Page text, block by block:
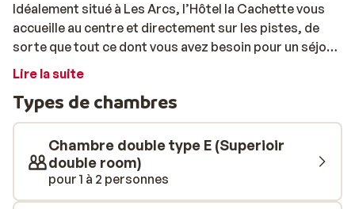
Idéalement situé à Les Arcs, l’Hôtel la Cachette vous
accueille au centre et directement sur les pistes, de
sorte que tout ce dont vous avez besoin pour un séjour
réussi au ski est à portée de main. Les chambres sont
moderne. Certaines disposent d’un balcon offrant une
vue splendide sur les pistes, tandis que les chambres
sans balcon bénéficient d’une belle vue sur la vallée.
L’hôtel possède son propre restaurant où vous
pourrez savourer une cuisine délicieuse, le tout avec
une vue panoramique depuis la salle à manger. Après
Lire la suite
Types de chambres
Chambre double type E (Superioir
double room)
pour 1 à 2 personnes